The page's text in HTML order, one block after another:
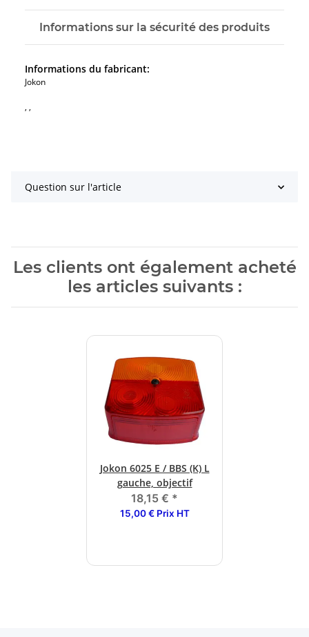
Informations sur la sécurité des produits
Informations du fabricant:
Jokon
, ,
Question sur l'article
Les clients ont également acheté
les articles suivants :
Jokon 6025 E / BBS (K) L
gauche, objectif
18,15 € *
15,00 € Prix HT